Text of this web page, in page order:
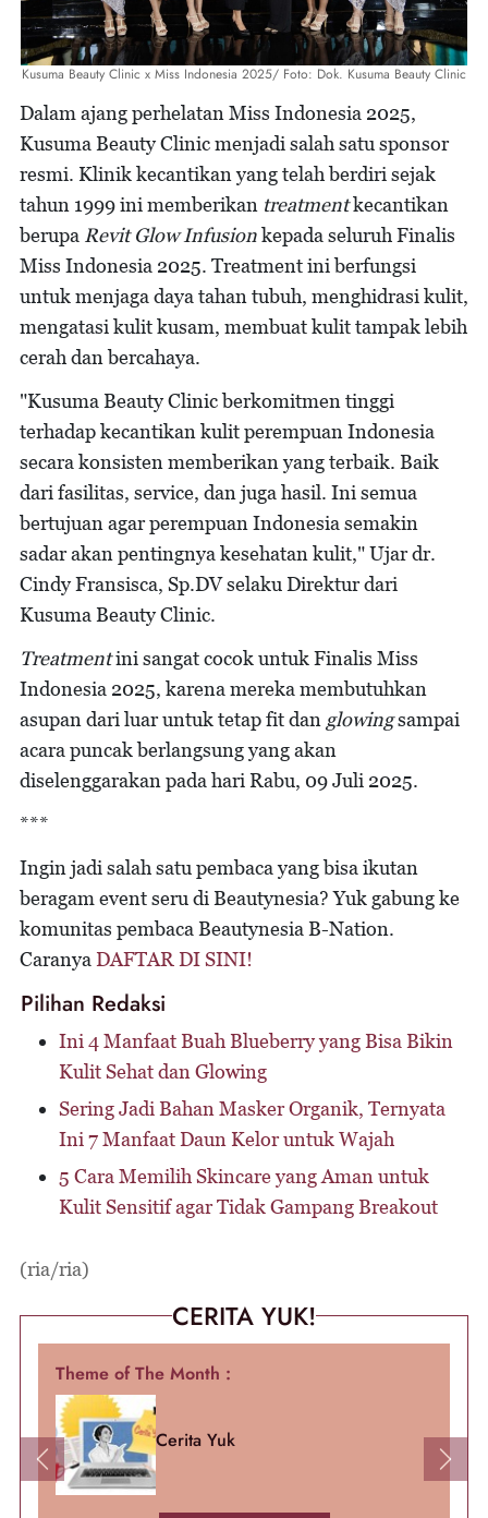
Kusuma Beauty Clinic x Miss Indonesia 2025/ Foto: Dok. Kusuma Beauty Clinic
Dalam ajang perhelatan Miss Indonesia 2025,
Kusuma Beauty Clinic menjadi salah satu sponsor
resmi. Klinik kecantikan yang telah berdiri sejak
tahun 1999 ini memberikan treatmentkecantikan
berupa Revit Glow Infusionkepada seluruh Finalis
Miss Indonesia 2025. Treatment ini berfungsi
untuk menjaga daya tahan tubuh, menghidrasi kulit,
mengatasi kulit kusam, membuat kulit tampak lebih
cerah dan bercahaya.
"Kusuma Beauty Clinic berkomitmen tinggi
terhadap kecantikan kulit perempuan Indonesia
secara konsisten memberikan yang terbaik. Baik
dari fasilitas, service, dan juga hasil. Ini semua
bertujuan agar perempuan Indonesia semakin
sadar akan pentingnya kesehatan kulit," Ujar dr.
Cindy Fransisca, Sp.DV selaku Direktur dari
Kusuma Beauty Clinic.
Treatmentini sangat cocok untuk Finalis Miss
Indonesia 2025, karena mereka membutuhkan
asupan dari luar untuk tetap fit dan glowingsampai
acara puncak berlangsung yang akan
diselenggarakan pada hari Rabu, 09 Juli 2025.
***
Ingin jadi salah satu pembaca yang bisa ikutan
beragam event seru di Beautynesia? Yuk gabung ke
komunitas pembaca Beautynesia B-Nation.
Caranya DAFTAR DI SINI!
Pilihan Redaksi
Ini 4 Manfaat Buah Blueberry yang Bisa Bikin
Kulit Sehat dan Glowing
Sering Jadi Bahan Masker Organik, Ternyata
Ini 7 Manfaat Daun Kelor untuk Wajah
5 Cara Memilih Skincare yang Aman untuk
Kulit Sensitif agar Tidak Gampang Breakout
(ria/ria)
CERITA YUK!
Theme of The Month :
Cerita Yuk
Previous Next